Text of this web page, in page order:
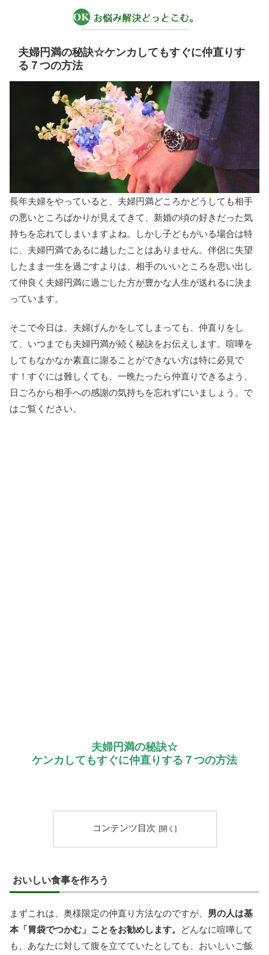
夫婦円満の秘訣☆ケンカしてもすぐに仲直りす
る７つの方法
長年夫婦をやっていると、夫婦円満どころかどうしても相手
の悪いところばかりが見えてきて、新婚の頃の好きだった気
持ちを忘れてしまいますよね。しかし子どもがいる場合は特
に、夫婦円満であるに越したことはありません。伴侶に失望
したまま一生を過ごすよりは、相手のいいところを思い出し
て仲良く夫婦円満に過ごした方が豊かな人生が送れるに決ま
っています。
そこで今日は、夫婦げんかをしてしまっても、仲直りをし
て、いつまでも夫婦円満が続く秘訣をお伝えします。喧嘩を
してもなかなか素直に謝ることができない方は特に必見で
す！すぐには難しくても、一晩たったら仲直りできるよう、
日ごろから相手への感謝の気持ちを忘れずにいましょう。で
はご覧ください。
夫婦円満の秘訣☆
ケンカしてもすぐに仲直りする７つの方法
コンテンツ目次
おいしい食事を作ろう
まずこれは、奥様限定の仲直り方法なのですが、 男の人は基
本「胃袋でつかむ」ことをお勧めします。
どんなに喧嘩して
も、あなたに対して腹を立てていたとしても、おいしいご飯